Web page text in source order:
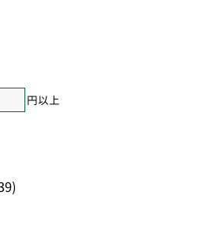
円以上